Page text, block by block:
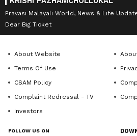
Pravasi Malayali World, News & Life
Dear Big Ticket
About Website
Terms Of Use
CSAM Policy
Complaint Redressal - TV
Investors
FOLLOW US ON